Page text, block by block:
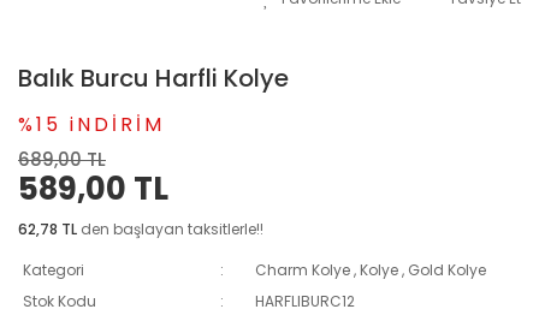
Balık Burcu Harfli Kolye
%15 iNDİRİM
689,00 TL
589,00 TL
62,78 TL den başlayan taksitlerle!!
Kategori
Charm Kolye, Kolye, Gold Kolye
Stok Kodu
HARFLIBURC12